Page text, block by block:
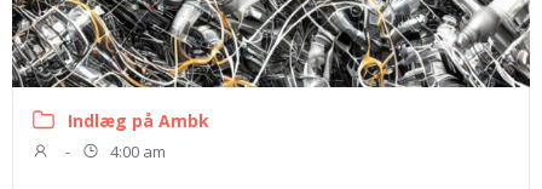
Indlæg på Ambk
- 4:00 am